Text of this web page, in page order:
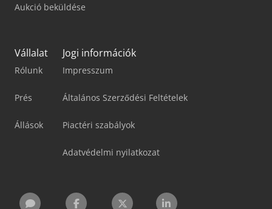
Aukció beküldése
Vállalat
Rólunk
Prés
Állások
Jogi információk
Impresszum
Általános Szerződési Feltételek
Piactéri szabályok
Adatvédelmi nyilatkozat